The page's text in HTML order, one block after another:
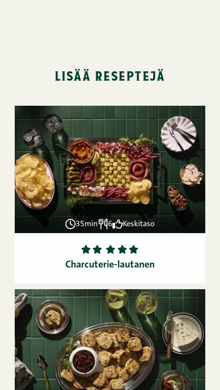
lisää reseptejä
35min 6 Keskitaso
1 2 3 4
5
Charcuterie-lautanen